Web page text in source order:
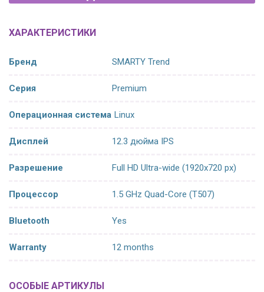
ХАРАКТЕРИСТИКИ
Бренд SMARTY Trend
Серия Premium
Операционная система Linux
Дисплей 12.3 дюйма IPS
Разрешение Full HD Ultra-wide (1920x720 px)
Процессор 1.5 GHz Quad-Core (T507)
Bluetooth Yes
Warranty 12 months
ОСОБЫЕ АРТИКУЛЫ